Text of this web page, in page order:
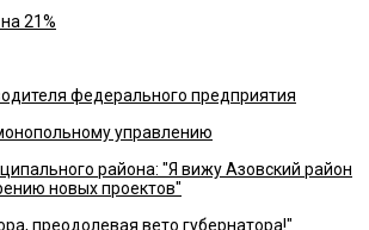
21%
федерального предприятия
управлению
района: "Я вижу Азовский район
новых проектов"
преодолевая вето губернатора!"